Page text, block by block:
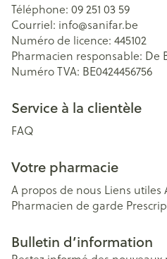
Téléphone: 09 251 03 59
Courriel: info@sanifar.be
Numéro de licence: 445102
Pharmacien responsable: De
Numéro TVA: BE0424456756
Service à la clientèle
FAQ
Votre pharmacie
A propos de nous Liens utiles
Pharmacien de garde
Bulletin d’information